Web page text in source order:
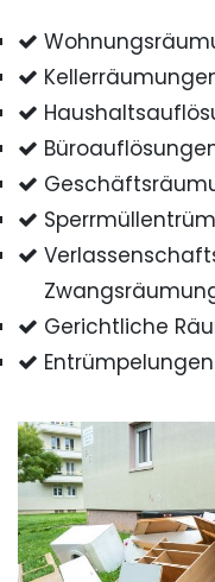
Gerichtliche